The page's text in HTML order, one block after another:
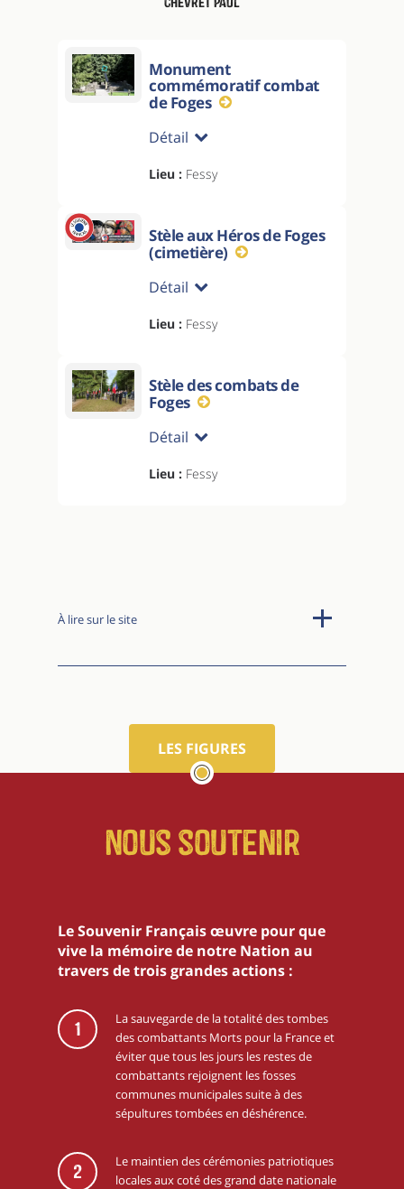
Monument
commémoratif combat
de Foges
Détail
Lieu : Fessy
Stèle aux Héros de Foges
(cimetière)
Détail
Lieu : Fessy
Stèle des combats de
Foges
Détail
Lieu : Fessy
À lire sur le site
LES FIGURES
Nous soutenir
Le Souvenir Français œuvre pour que
vive la mémoire de notre Nation au
travers de trois grandes actions :
1
La sauvegarde de la totalité des tombes
des combattants Morts pour la France et
éviter que tous les jours les restes de
combattants rejoignent les fosses
communes municipales suite à des
sépultures tombées en déshérence.
2
Le maintien des cérémonies patriotiques
locales aux coté des grand date nationale